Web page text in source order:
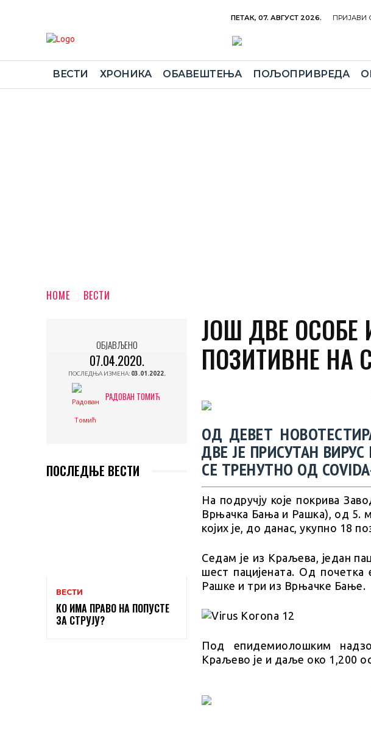
ПЕТАК, 07. АВГУСТ 2026. ПРИЈАВИ
ВЕСТИ ХРОНИКА ОБАВЕШТЕЊА ПОЉОПРИВРЕДА
HOME ВЕСТИ
ОБЈАВЉЕНО
07.04.2020.
ПОСЛЕДЊА ИЗМЕНА: 03.01.2022.
РАДОВАН ТОМИЋ
ПОСЛЕДЊЕ ВЕСТИ
ВЕСТИ
КО ИМА ПРАВО НА ПОПУСТЕ
ЗА СТРУЈУ?
ЈОШ ДВЕ ОСОБЕ
ПОЗИТИВНЕ НА
ОД ДЕВЕТ
ДВЕ ЈЕ ПРИСУТАН
СЕ ТРЕНУТНО ОД
На подручју које покрива
Врњачка Бања и Рашка), од 5.
којих је, до данас, укупно 18
Седам је из Краљева, један
шест пацијената. Од
Рашке и три из Врњачке Бање.
Под епидемиолошким
Краљево је и даље око 1,200